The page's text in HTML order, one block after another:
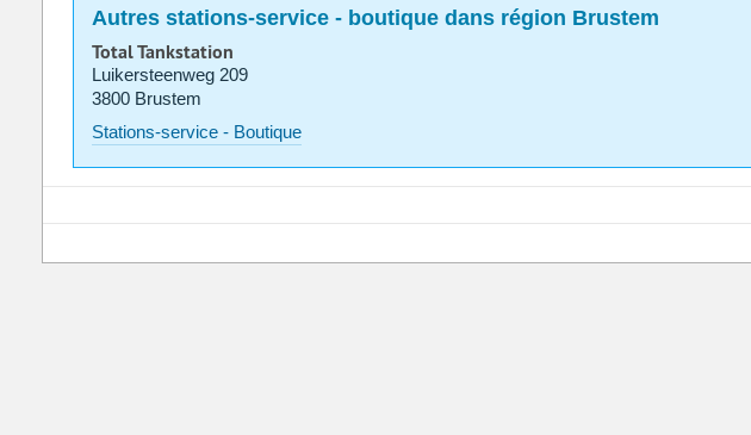
Autres stations-service - boutique dans région Brustem
Total Tankstation
Luikersteenweg 209
3800 Brustem
Stations-service - Boutique